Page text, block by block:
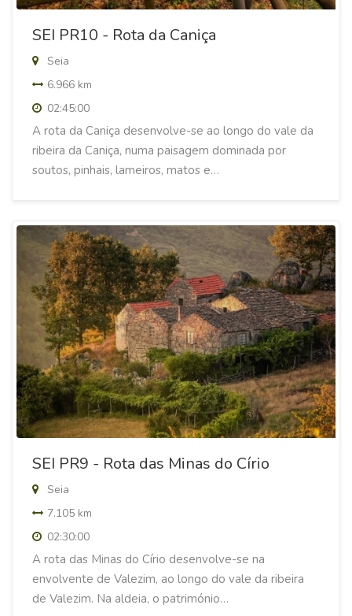
SEI PR10 - Rota da Caniça
Seia
6.966 km
02:45:00
A rota da Caniça desenvolve-se ao longo do vale da
ribeira da Caniça, numa paisagem dominada por
soutos, pinhais, lameiros, matos e…
SEI PR9 - Rota das Minas do Círio
Seia
7.105 km
02:30:00
A rota das Minas do Círio desenvolve-se na
envolvente de Valezim, ao longo do vale da ribeira
de Valezim. Na aldeia, o património…